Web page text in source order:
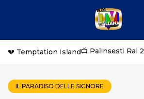
💔 Temptation Island📺 Palinsesti Rai
IL PARADISO DELLE SIGNORE